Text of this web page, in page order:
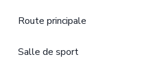
Route principale
Salle de sport